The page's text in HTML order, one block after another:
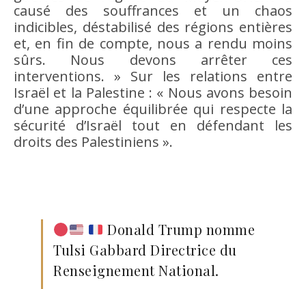
causé des souffrances et un chaos
indicibles, déstabilisé des régions entières
et, en fin de compte, nous a rendu moins
sûrs. Nous devons arrêter ces
interventions. » Sur les relations entre
Israël et la Palestine : « Nous avons besoin
d’une approche équilibrée qui respecte la
sécurité d’Israël tout en défendant les
droits des Palestiniens ».
Donald Trump nomme
Tulsi Gabbard Directrice du
Renseignement National.